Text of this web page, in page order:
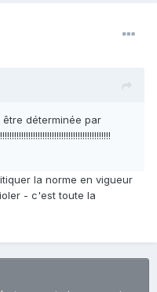
être déterminée par
la norme en vigueur
- c'est toute la